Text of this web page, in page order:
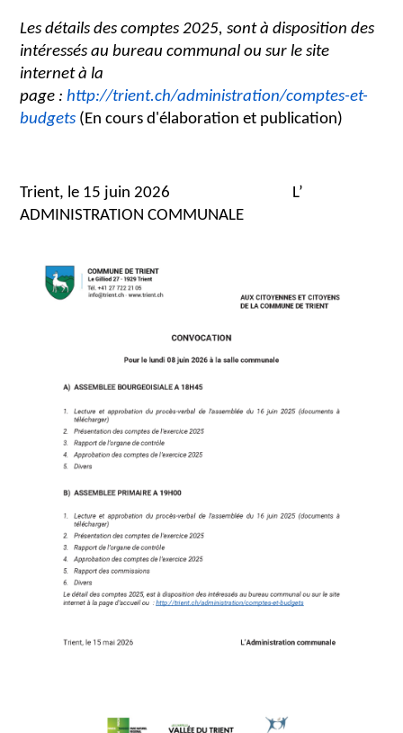
Les détails des comptes 2025, sont à disposition des
intéressés au bureau communal ou sur le site
internet à la
page : http://trient.ch/administration/comptes-et-
budgets (En cours d'élaboration et publication)
Trient, le 15 juin 2026 L’
ADMINISTRATION COMMUNALE